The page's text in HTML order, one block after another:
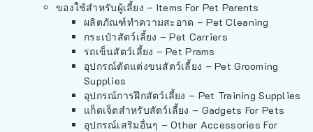
ของใช้สำหรับผู้เลี้ยง – Items For Pet Parents
ผลิตภัณฑ์ทำความสะอาด – Pet Cleaning
กระเป๋าสัตว์เลี้ยง – Pet Carriers
รถเข็นสัตว์เลี้ยง – Pet Prams
อุปกรณ์ตัดแต่งขนสัตว์เลี้ยง – Pet Grooming
Supplies
อุปกรณ์การฝึกสัตว์เลี้ยง – Pet Training Supplies
แก็ดเจ็ตสำหรับสัตว์เลี้ยง – Gadgets For Pets
อุปกรณ์เสริมอื่นๆ – Other Accessories For